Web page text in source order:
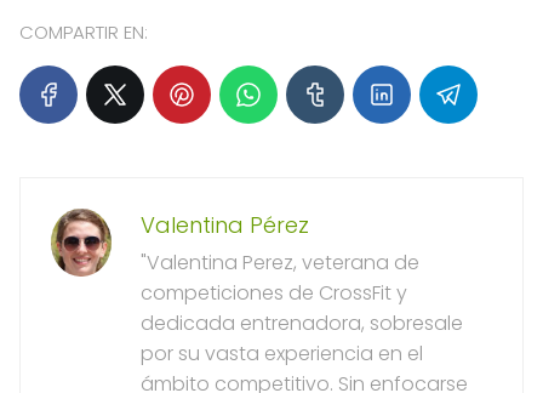
COMPARTIR EN:
Valentina Pérez
"Valentina Perez, veterana de
competiciones de CrossFit y
dedicada entrenadora, sobresale
por su vasta experiencia en el
ámbito competitivo. Sin enfocarse